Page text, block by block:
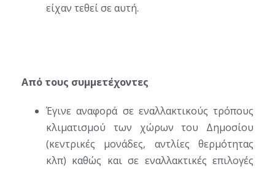
είχαν τεθεί σε αυτή.
Από τους συμμετέχοντες
Έγινε αναφορά σε εναλλακτικούς τρόπους
κλιματισμού των χώρων του Δημοσίου
(κεντρικές μονάδες, αντλίες θερμότητας
κλπ) καθώς και σε εναλλακτικές επιλογές